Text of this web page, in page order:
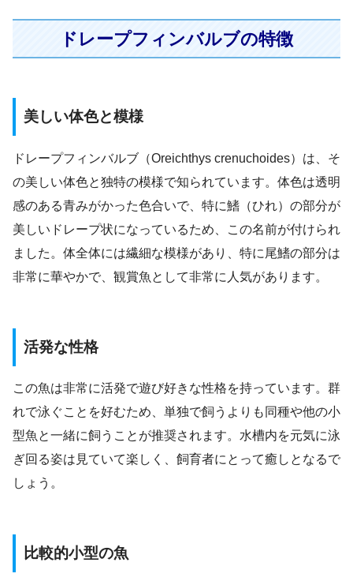
ドレープフィンバルブの特徴
美しい体色と模様
ドレープフィンバルブ（Oreichthys crenuchoides）は、そ
の美しい体色と独特の模様で知られています。体色は透明
感のある青みがかった色合いで、特に鰭（ひれ）の部分が
美しいドレープ状になっているため、この名前が付けられ
ました。体全体には繊細な模様があり、特に尾鰭の部分は
非常に華やかで、観賞魚として非常に人気があります。
活発な性格
この魚は非常に活発で遊び好きな性格を持っています。群
れで泳ぐことを好むため、単独で飼うよりも同種や他の小
型魚と一緒に飼うことが推奨されます。水槽内を元気に泳
ぎ回る姿は見ていて楽しく、飼育者にとって癒しとなるで
しょう。
比較的小型の魚